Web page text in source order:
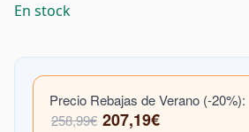
En stock
Precio Rebajas de Verano (-20%):
258,99€ 207,19€